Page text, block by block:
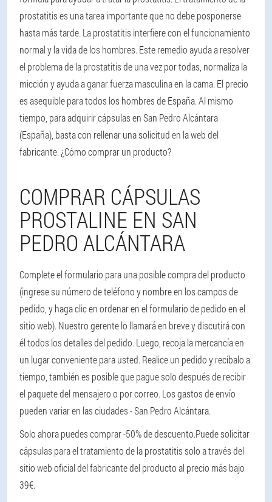
prostatitis es una tarea importante que no debe posponerse
hasta más tarde. La prostatitis interfiere con el funcionamiento
normal y la vida de los hombres. Este remedio ayuda a resolver
el problema de la prostatitis de una vez por todas, normaliza la
micción y ayuda a ganar fuerza masculina en la cama. El precio
es asequible para todos los hombres de España. Al mismo
tiempo, para adquirir cápsulas en San Pedro Alcántara
(España), basta con rellenar una solicitud en la web del
fabricante. ¿Cómo comprar un producto?
COMPRAR CÁPSULAS
PROSTALINE EN SAN
PEDRO ALCÁNTARA
Complete el formulario para una posible compra del producto
(ingrese su número de teléfono y nombre en los campos de
pedido, y haga clic en ordenar en el formulario de pedido en el
sitio web). Nuestro gerente lo llamará en breve y discutirá con
él todos los detalles del pedido. Luego, recoja la mercancía en
un lugar conveniente para usted. Realice un pedido y recíbalo a
tiempo, también es posible que pague solo después de recibir
el paquete del mensajero o por correo. Los gastos de envío
pueden variar en las ciudades - San Pedro Alcántara.
Solo ahora puedes comprar -50% de descuento.Puede solicitar
cápsulas para el tratamiento de la prostatitis solo a través del
sitio web oficial del fabricante del producto al precio más bajo
39€.